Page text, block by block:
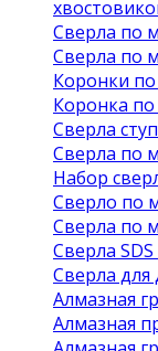
Сверла по
Сверла по
Коронки
Коронка по
Сверла
Сверла по
Набор
Сверло по
Сверла по
Сверла SDS
Сверла для
Алмазная
Алмазная